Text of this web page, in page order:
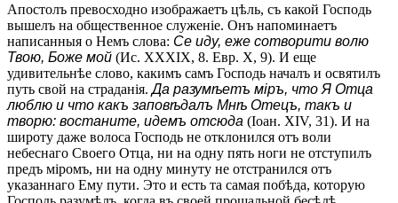
Апостолъ превосходно изображаетъ цѣль, съ какой Господь
вышелъ на общественное служеніе. Онъ напоминаетъ
написанныя о Немъ слова: Се иду, еже сотворити волю
Твою, Боже мой (Ис. ХХХIХ, 8. Евр. Х, 9). И еще
удивительнѣе слово, какимъ самъ Господь началъ и освятилъ
путь свой на страданія.Да разумѣетъ міръ, что Я Отца
люблю и что какъ заповѣдалъ Мнѣ Отецъ, такъ и
творю: востаните, идемъ отсюда (Іоан. XIV, 31). И на
широту даже волоса Господь не отклонился отъ воли
небеснаго Своего Отца, ни на одну пять ноги не отступилъ
предъ міромъ, ни на одну минуту не отстранился отъ
указаннаго Ему пути. Это и есть та самая побѣда, которую